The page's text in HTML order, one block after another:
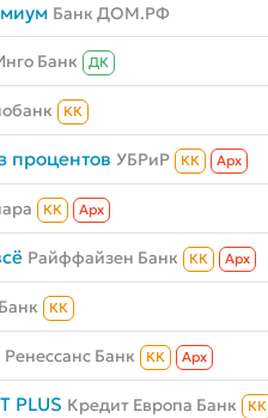
Банк ДОМ.РФ
Банк ДК
КК
процентов УБРиР КК Aрх
КК Aрх
Райффайзен Банк КК Aрх
КК
Ренессанс Банк КК Aрх
PLUS Кредит Европа Банк КК